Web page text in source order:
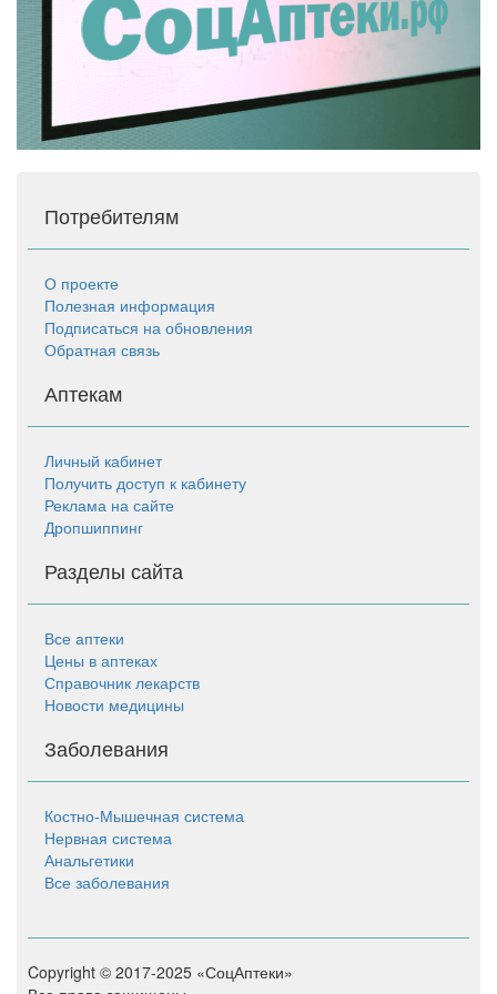
Потребителям
О проекте
Полезная информация
Подписаться на обновления
Обратная связь
Аптекам
Личный кабинет
Получить доступ к кабинету
Реклама на сайте
Дропшиппинг
Разделы сайта
Все аптеки
Цены в аптеках
Справочник лекарств
Новости медицины
Заболевания
Костно-Мышечная система
Нервная система
Анальгетики
Все заболевания
Copyright © 2017-2025 «СоцАптеки»